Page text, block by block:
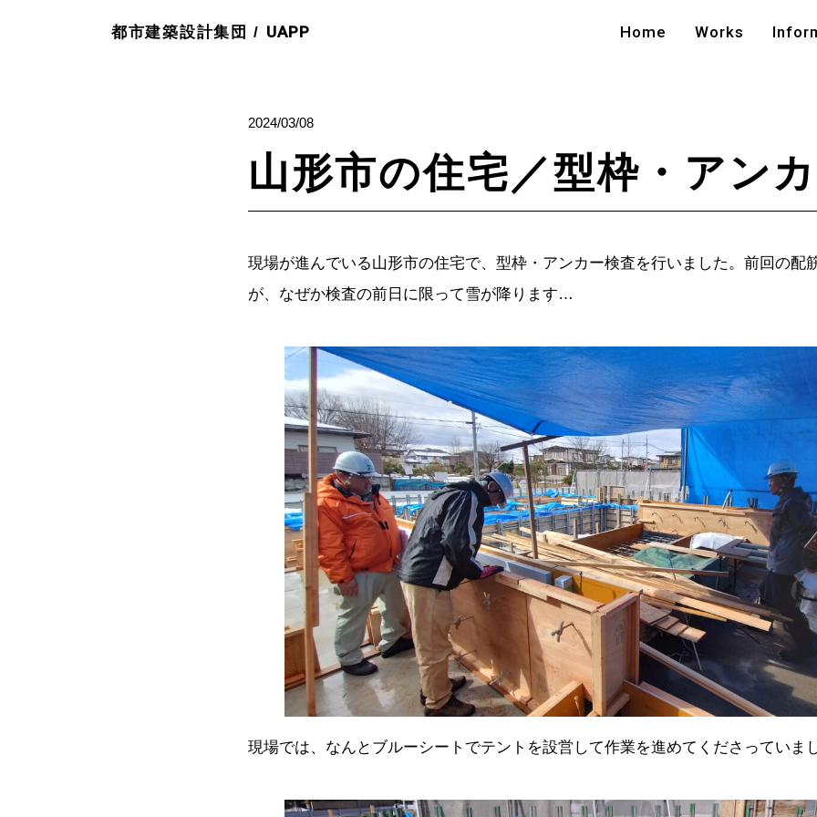
都市建築設計集団 / UAPP Home Works
2024/03/08
山形市の住宅／型枠・アン
現場が進んでいる山形市の住宅で、型枠・アンカー検査を行いました。前回の配
が、なぜか検査の前日に限って雪が降ります…
現場では、なんとブルーシートでテントを設営して作業を進めてくださっていま